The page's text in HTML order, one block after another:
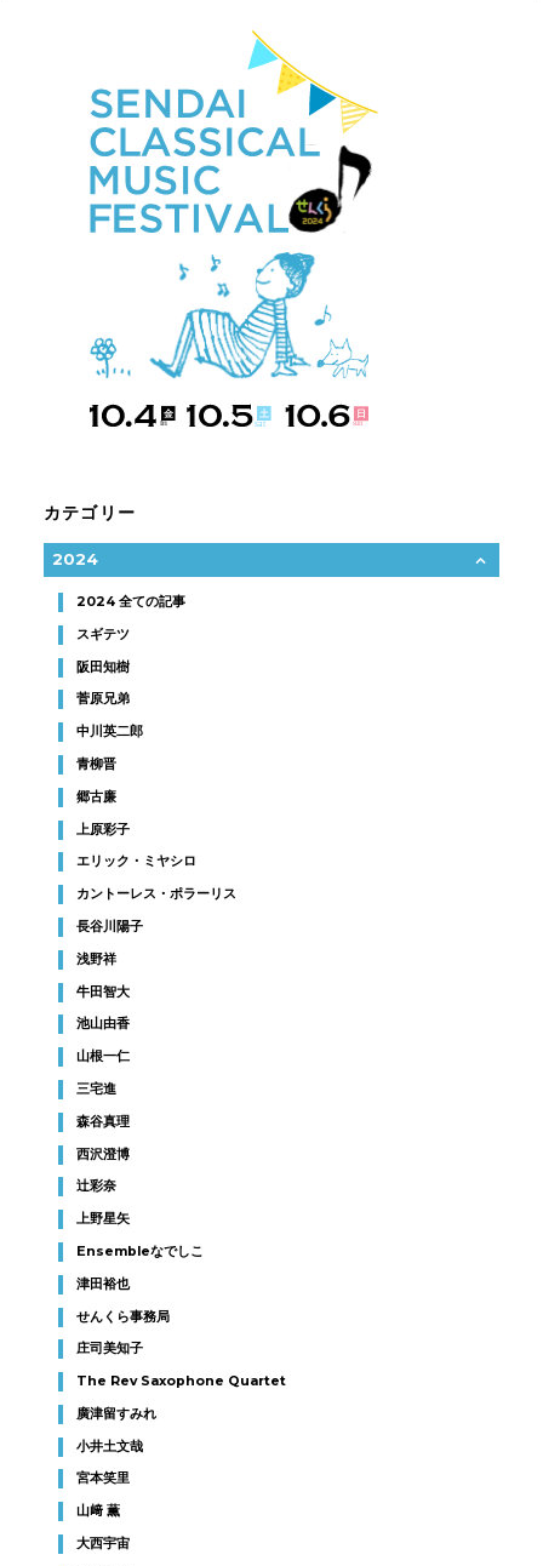
カテゴリー
2024
2024 全ての記事
スギテツ
阪田知樹
菅原兄弟
中川英二郎
青柳晋
郷古廉
上原彩子
エリック・ミヤシロ
カントーレス・ポラーリス
長谷川陽子
浅野祥
牛田智大
池山由香
山根一仁
三宅進
森谷真理
西沢澄博
辻彩奈
上野星矢
Ensembleなでしこ
津田裕也
せんくら事務局
庄司美知子
The Rev Saxophone Quartet
廣津留すみれ
小井土文哉
宮本笑里
山﨑 薫
大西宇宙